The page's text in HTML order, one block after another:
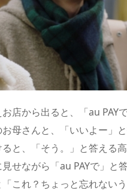
店から出ると、「au PAY
母さんと、「いいよー」
と、「そう。」と答える
せながら「au PAYで」と
これ？ちょっと忘れない